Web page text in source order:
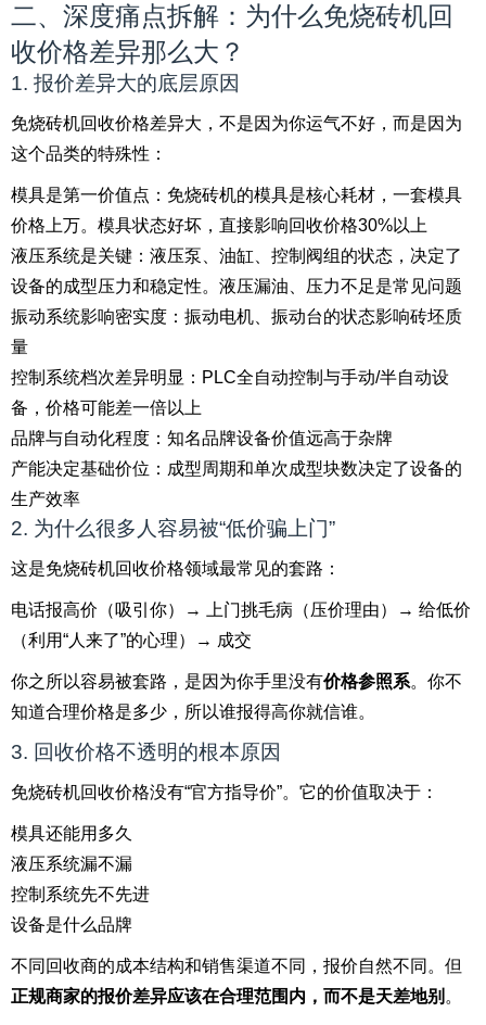
二、深度痛点拆解：为什么免烧砖机回
收价格差异那么大？
1. 报价差异大的底层原因
免烧砖机回收价格差异大，不是因为你运气不好，而是因为
这个品类的特殊性：
模具是第一价值点：免烧砖机的模具是核心耗材，一套模具
价格上万。模具状态好坏，直接影响回收价格30%以上
液压系统是关键：液压泵、油缸、控制阀组的状态，决定了
设备的成型压力和稳定性。液压漏油、压力不足是常见问题
振动系统影响密实度：振动电机、振动台的状态影响砖坯质
量
控制系统档次差异明显：PLC全自动控制与手动/半自动设
备，价格可能差一倍以上
品牌与自动化程度：知名品牌设备价值远高于杂牌
产能决定基础价位：成型周期和单次成型块数决定了设备的
生产效率
2. 为什么很多人容易被“低价骗上门”
这是免烧砖机回收价格领域最常见的套路：
电话报高价（吸引你）→ 上门挑毛病（压价理由）→ 给低价
（利用“人来了”的心理）→ 成交
你之所以容易被套路，是因为你手里没有价格参照系。你不
知道合理价格是多少，所以谁报得高你就信谁。
3. 回收价格不透明的根本原因
免烧砖机回收价格没有“官方指导价”。它的价值取决于：
模具还能用多久
液压系统漏不漏
控制系统先不先进
设备是什么品牌
不同回收商的成本结构和销售渠道不同，报价自然不同。但
正规商家的报价差异应该在合理范围内，而不是天差地别 。